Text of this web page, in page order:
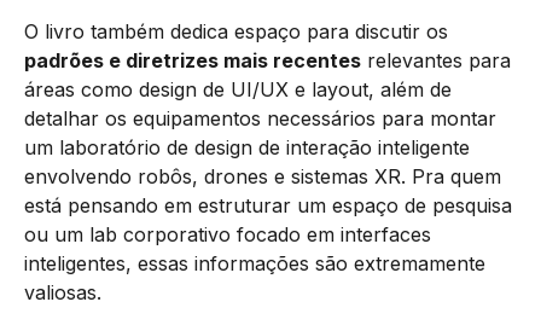
O livro também dedica espaço para discutir os
padrões e diretrizes mais recentes relevantes para
áreas como design de UI/UX e layout, além de
detalhar os equipamentos necessários para montar
um laboratório de design de interação inteligente
envolvendo robôs, drones e sistemas XR. Pra quem
está pensando em estruturar um espaço de pesquisa
ou um lab corporativo focado em interfaces
inteligentes, essas informações são extremamente
valiosas.